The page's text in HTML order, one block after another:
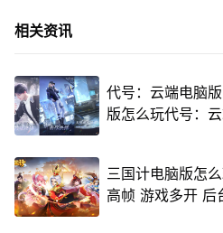
相关资讯
代号：云端电脑
版怎么玩代号：
三国计电脑版怎
高帧 游戏多开 后